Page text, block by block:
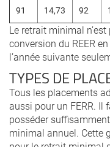
91 14,73 92
Le retrait minimal
conversion du REER
l’année suivante
TYPES DE
Tous les placements
aussi pour un FERR. Il
posséder
minimal annuel. Cette